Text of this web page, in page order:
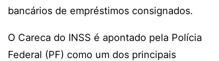
bancários de empréstimos consignados.
O Careca do INSS é apontado pela Polícia
Federal (PF) como um dos principais